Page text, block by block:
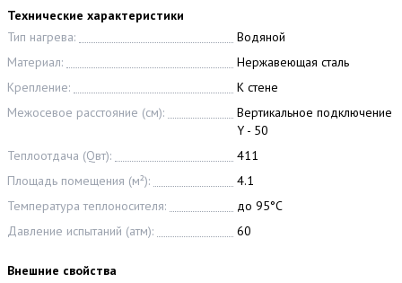
Технические характеристики
Тип нагрева:
Водяной
Материал:
Нержавеющая сталь
Крепление:
К стене
Межосевое расстояние (см):
Вертикальное подключение
Y - 50
Теплоотдача (Qвт):
411
Площадь помещения (м²):
4.1
Температура теплоносителя:
до 95°С
Давление испытаний (атм):
60
Внешние свойства